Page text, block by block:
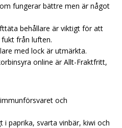
fungerar bättre men är något
behållare är viktigt för att
från luften.
med lock är utmärkta.
online är Allt-Fraktfritt,
och
i paprika, svarta vinbär, kiwi och